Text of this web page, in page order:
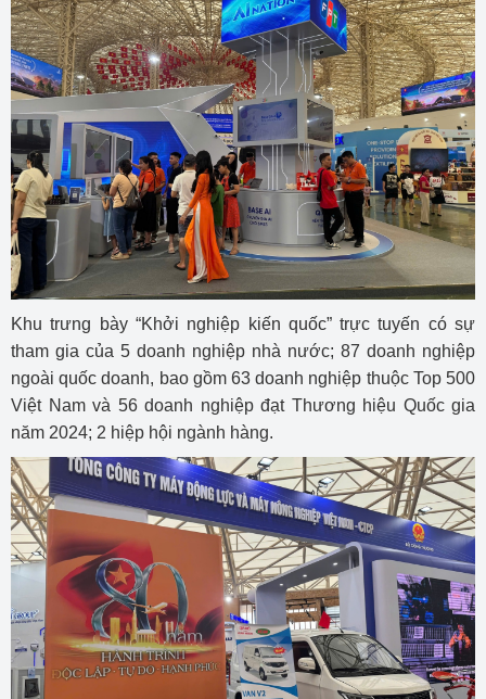
Khu trưng bày “Khởi nghiệp kiến quốc” trực tuyến có sự
tham gia của 5 doanh nghiệp nhà nước; 87 doanh nghiệp
ngoài quốc doanh, bao gồm 63 doanh nghiệp thuộc Top 500
Việt Nam và 56 doanh nghiệp đạt Thương hiệu Quốc gia
năm 2024; 2 hiệp hội ngành hàng.